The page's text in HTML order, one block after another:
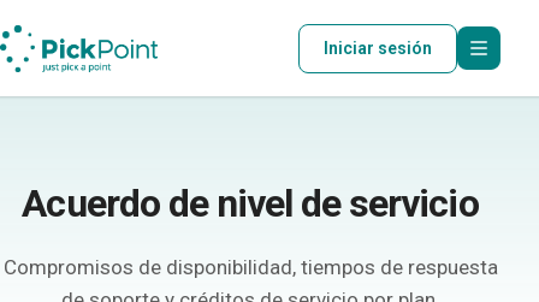
Iniciar sesión
Acuerdo de nivel de servicio
Compromisos de disponibilidad, tiempos de respuesta